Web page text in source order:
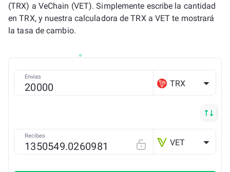
(TRX) a VeChain (VET). Simplemente escribe la cantidad
en TRX, y nuestra calculadora de TRX a VET te mostrará
la tasa de cambio.
Envías
TRX
Recibes
VET